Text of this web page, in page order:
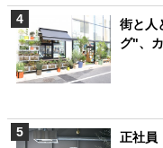
街と人
グ"、
正社員